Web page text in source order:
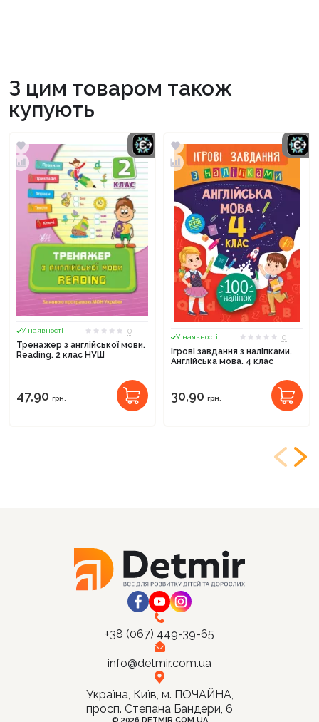
З цим товаром також
купують
У наявності
0
Тренажер з англійської мови.
Reading. 2 клас НУШ
47,90 грн.
У наявності
0
Ігрові завдання з наліпками.
Англійська мова. 4 клас
30,90 грн.
+38 (067) 449-39-65
info@detmir.com.ua
Україна, Київ, м. ПОЧАЙНА,
просп. Степана Бандери, 6